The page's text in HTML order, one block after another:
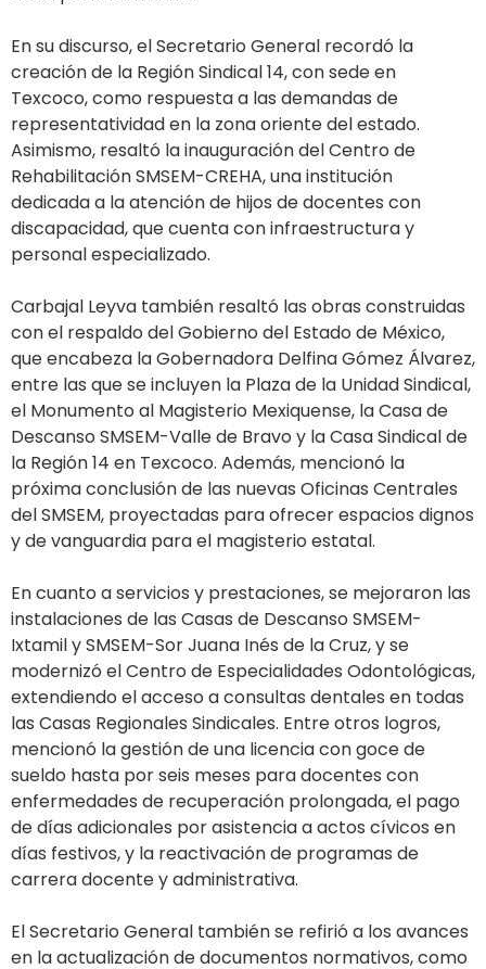
En su discurso, el Secretario General recordó la
creación de la Región Sindical 14, con sede en
Texcoco, como respuesta a las demandas de
representatividad en la zona oriente del estado.
Asimismo, resaltó la inauguración del Centro de
Rehabilitación SMSEM-CREHA, una institución
dedicada a la atención de hijos de docentes con
discapacidad, que cuenta con infraestructura y
personal especializado.
Carbajal Leyva también resaltó las obras construidas
con el respaldo del Gobierno del Estado de México,
que encabeza la Gobernadora Delfina Gómez Álvarez,
entre las que se incluyen la Plaza de la Unidad Sindical,
el Monumento al Magisterio Mexiquense, la Casa de
Descanso SMSEM-Valle de Bravo y la Casa Sindical de
la Región 14 en Texcoco. Además, mencionó la
próxima conclusión de las nuevas Oficinas Centrales
del SMSEM, proyectadas para ofrecer espacios dignos
y de vanguardia para el magisterio estatal.
En cuanto a servicios y prestaciones, se mejoraron las
instalaciones de las Casas de Descanso SMSEM-
Ixtamil y SMSEM-Sor Juana Inés de la Cruz, y se
modernizó el Centro de Especialidades Odontológicas,
extendiendo el acceso a consultas dentales en todas
las Casas Regionales Sindicales. Entre otros logros,
mencionó la gestión de una licencia con goce de
sueldo hasta por seis meses para docentes con
enfermedades de recuperación prolongada, el pago
de días adicionales por asistencia a actos cívicos en
días festivos, y la reactivación de programas de
carrera docente y administrativa.
El Secretario General también se refirió a los avances
en la actualización de documentos normativos, como